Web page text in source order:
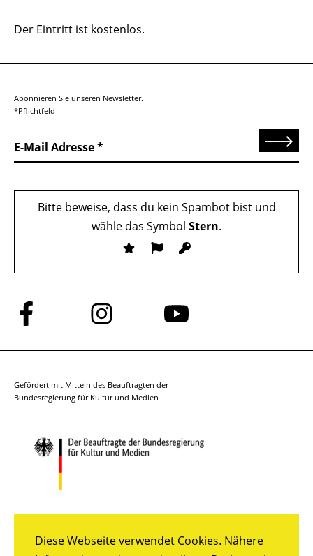
Diese Webseite verwendet Cookies. Nähere
Der Eintritt ist kostenlos.
Abonnieren Sie unseren Newsletter.
*Pflichtfeld
E-Mail Adresse Senden
Bitte beweise, dass du kein Spambot bist und
wähle das Symbol Stern.
Folge
uns
auf
Folge
uns
auf
Folge
auf
Gefördert mit Mitteln des Beauftragten der
Bundesregierung für Kultur und Medien